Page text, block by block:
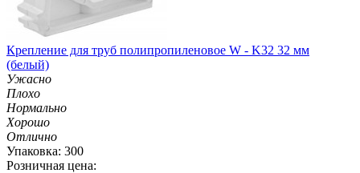
Крепление для труб полипропиленовое W - K32 32 мм
(белый)
Ужасно
Плохо
Нормально
Хорошо
Отлично
Упаковка: 300
Розничная цена: